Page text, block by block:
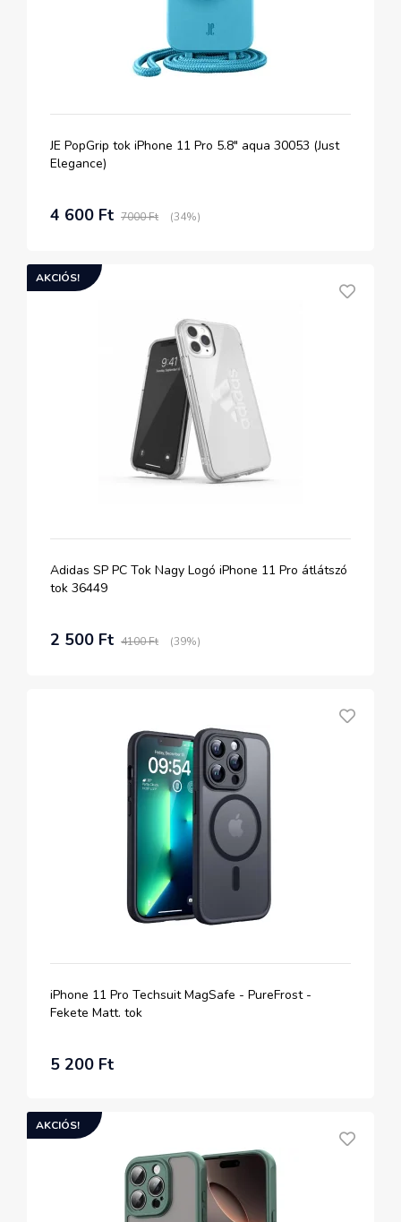
JE PopGrip tok iPhone 11 Pro 5.8" aqua 30053 (Just
Elegance)
4 600 Ft 7000 Ft (34%)
AKCIÓS!
Adidas SP PC Tok Nagy Logó iPhone 11 Pro átlátszó
tok 36449
2 500 Ft 4100 Ft (39%)
iPhone 11 Pro Techsuit MagSafe - PureFrost -
Fekete Matt. tok
5 200 Ft
AKCIÓS!